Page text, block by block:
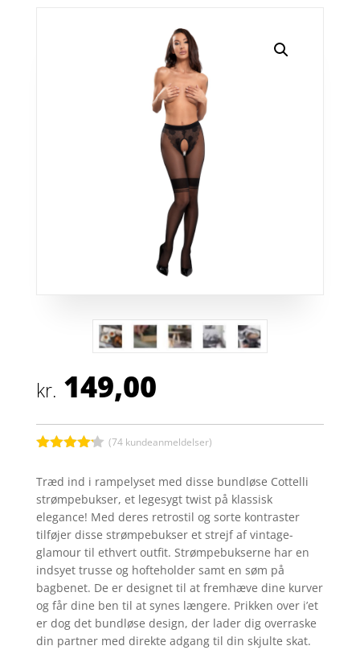
kr. 149,00
ud af 5
baseret
på
kundebedø
mmelser
(74 kundeanmeldelser)
Træd ind i rampelyset med disse bundløse Cottelli
strømpebukser, et legesygt twist på klassisk
elegance! Med deres retrostil og sorte kontraster
tilføjer disse strømpebukser et strejf af vintage-
glamour til ethvert outfit. Strømpebukserne har en
indsyet trusse og hofteholder samt en søm på
bagbenet. De er designet til at fremhæve dine kurver
og får dine ben til at synes længere. Prikken over i’et
er dog det bundløse design, der lader dig overraske
din partner med direkte adgang til din skjulte skat.